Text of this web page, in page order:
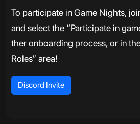
To participate in Game Nights,
and select the “Participate in
ther onboarding process, or in
Roles” area!
Discord Invite